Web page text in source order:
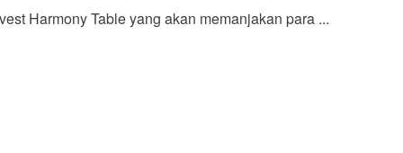
Harmony Table yang akan memanjakan para ...